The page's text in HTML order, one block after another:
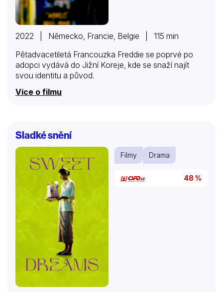
2022 | Německo, Francie, Belgie | 115 min
Pětadvacetiletá Francouzka Freddie se poprvé po
adopci vydává do Jižní Koreje, kde se snaží najít
svou identitu a původ.
Více o filmu
Sladké snění
Filmy Drama
48 %